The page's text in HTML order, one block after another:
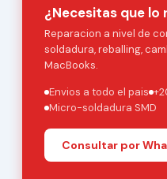
¿Necesitas que
Reparacion a nivel de
soldadura, reballing,
MacBooks.
Envios a todo el pais
Micro-soldadura SMD
Consultar por